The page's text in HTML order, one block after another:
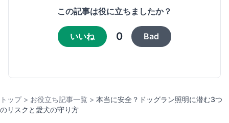
この記事は役に立ちましたか？
いいね 0 Bad
トップ > お役立ち記事一覧 > 本当に安全？ドッグラン照明に潜む3つ
のリスクと愛犬の守り方